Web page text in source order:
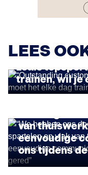
LEES
“Outstanding
zoals
trainen, wil je
INSIGHTS
van
eenvoudige
ons tijdens